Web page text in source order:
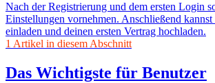
Nach der Registrierung und dem ersten Login
Einstellungen vornehmen. Anschließend
einladen und deinen ersten Vertrag hochladen.
1 Artikel in diesem Abschnitt
Das Wichtigste für Benutzer